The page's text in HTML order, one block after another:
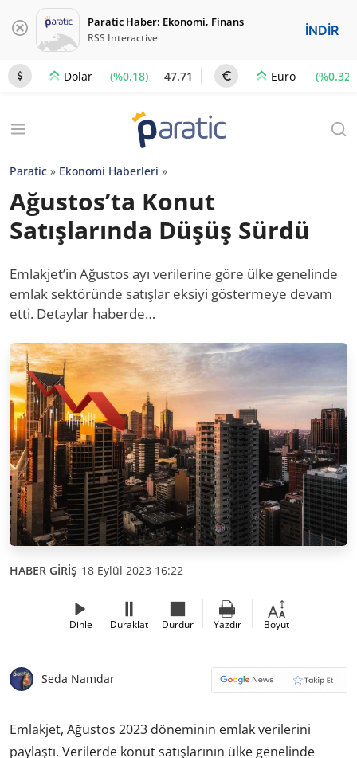
Paratic Haber: Ekonomi, Finans
RSS Interactive İNDİR
Dolar (%0.18) 47.71 Euro (%0.32)
Paratic » Ekonomi Haberleri »
Ağustos’ta Konut
Satışlarında Düşüş Sürdü
Emlakjet’in Ağustos ayı verilerine göre ülke genelinde
emlak sektöründe satışlar eksiyi göstermeye devam
etti. Detaylar haberde…
HABER GİRİŞ 18 Eylül 2023 16:22
Dinle Duraklat Durdur Yazdır Boyut
Seda Namdar
Emlakjet, Ağustos 2023 döneminin emlak verilerini
paylaştı. Verilerde konut satışlarının ülke genelinde